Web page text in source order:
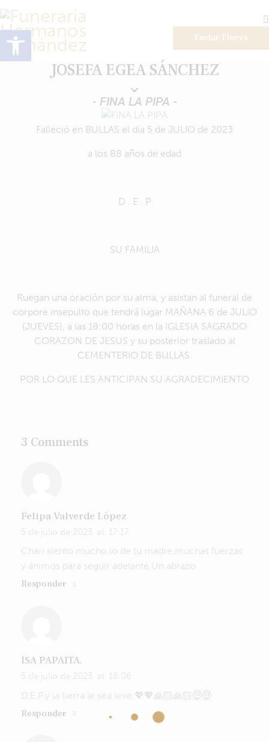
Enviar Flores
JOSEFA EGEA SÁNCHEZ
- FINA LA PIPA -
Falleció en BULLAS el día 5 de JULIO de 2023
a los 88 años de edad
D . E . P
SU FAMILIA
Ruegan una oración por su alma, y asistan al funeral de
corpore insepulto que tendrá lugar MAÑANA 6 de JULIO
(JUEVES), a las 18:00 horas en la IGLESIA SAGRADO
CORAZON DE JESUS y su posterior traslado al
CEMENTERIO DE BULLAS.
POR LO QUE LES ANTICIPAN SU AGRADECIMIENTO
3 Comments
Felipa Valverde López
5 de julio de 2023 at 17:17
Chari siento mucho lo de tu madre,muchas fuerzas
y ánimos para seguir adelante.Un abrazo
Responder
ISA PAPAITA.
5 de julio de 2023 at 18:06
D.E.P.y la tierra le sea leve.💖💖🙏🏻🙏🏻😇😇
Responder
Abrir barra de herramientas